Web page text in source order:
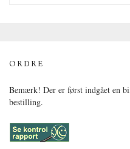
ORDRE
Bemærk! Der er først indgået en
bestilling.